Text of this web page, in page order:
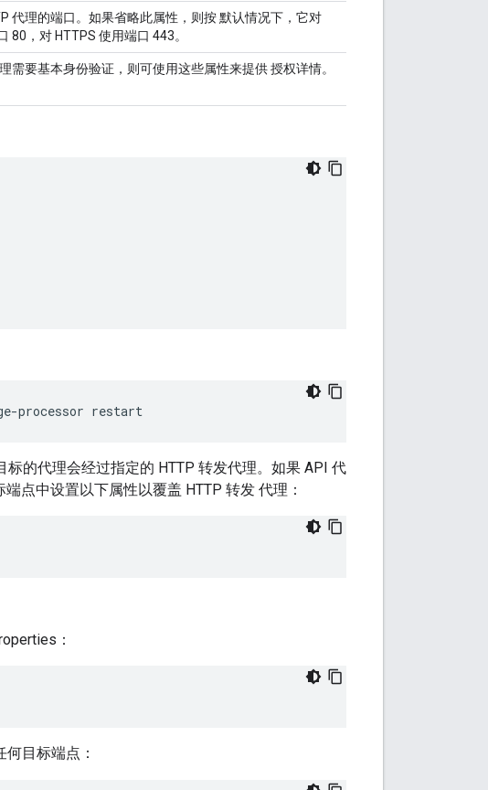
代理的端口。如果省略此属性，则按 默认情况下，它对
80，对 HTTPS 使用端口 443。
需要基本身份验证，则可使用这些属性来提供 授权详情。
processor restart
的代理会经过指定的 HTTP 转发代理。如果 API 代
点中设置以下属性以覆盖 HTTP 转发 代理：
：
目标端点：